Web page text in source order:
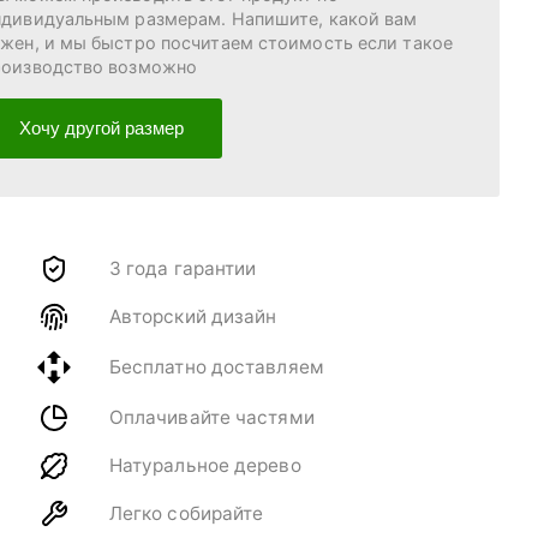
размерам. Напишите, какой вам
и мы быстро посчитаем стоимость если такое
возможно
Хочу другой размер
3 года гарантии
Авторский дизайн
Бесплатно доставляем
Оплачивайте частями
Натуральное дерево
Легко собирайте